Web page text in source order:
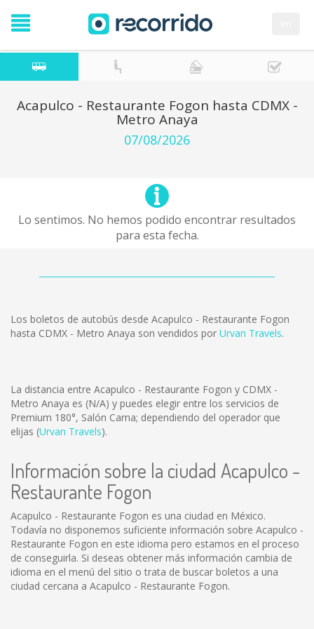
Acapulco - Restaurante Fogon hasta CDMX -
Metro Anaya
07/08/2026
Lo sentimos. No hemos podido encontrar resultados
para esta fecha.
Los boletos de autobús desde Acapulco - Restaurante Fogon
hasta CDMX - Metro Anaya son vendidos por Urvan Travels.
La distancia entre Acapulco - Restaurante Fogon y CDMX -
Metro Anaya es (N/A) y puedes elegir entre los servicios de
Premium 180°, Salón Cama; dependiendo del operador que
elijas (Urvan Travels).
Información sobre la ciudad Acapulco -
Restaurante Fogon
Acapulco - Restaurante Fogon es una ciudad en México.
Todavía no disponemos suficiente información sobre Acapulco -
Restaurante Fogon en este idioma pero estamos en el proceso
de conseguirla. Si deseas obtener más información cambia de
idioma en el menú del sitio o trata de buscar boletos a una
ciudad cercana a Acapulco - Restaurante Fogon.